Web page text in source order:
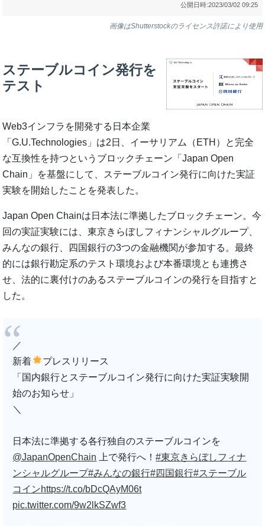
公開日時:2023/03/02 09:25
画像はShutterstockのライセンス許諾により使用
ステーブルコイン発行を
テスト
Web3インフラを開発する日本企業
「G.U.Technologies」は2日、イーサリアム（ETH）と完全
な互換性を持つというブロックチェーン「Japan Open
Chain」を基盤にして、ステーブルコイン発行に向けた実証
実験を開始したことを発表した。
Japan Open Chainは日本法に準拠したブロックチェーン。今
回の実証実験には、東京きらぼしフィナンシャルグループ、
みんなの銀行、四国銀行の3つの金融機関が参加する。最終
的には銀行勘定系のテスト環境および本番環境とも連携さ
せ、法的に裏付けのあるステーブルコインの発行を目指すと
した。
／
新着
プレスリリース
「国内銀行とステーブルコイン発行に向けた実証実験開
始のお知らせ」
＼
日本法に準拠する各行独自のステーブルコインを
@JapanOpenChain 上で発行へ！#東京きらぼしフィナ
ンシャルグループ#みんなの銀行#四国銀行#ステーブル
コインhttps://t.co/bDcQAyM06t
pic.twitter.com/9w2lkSZwf3